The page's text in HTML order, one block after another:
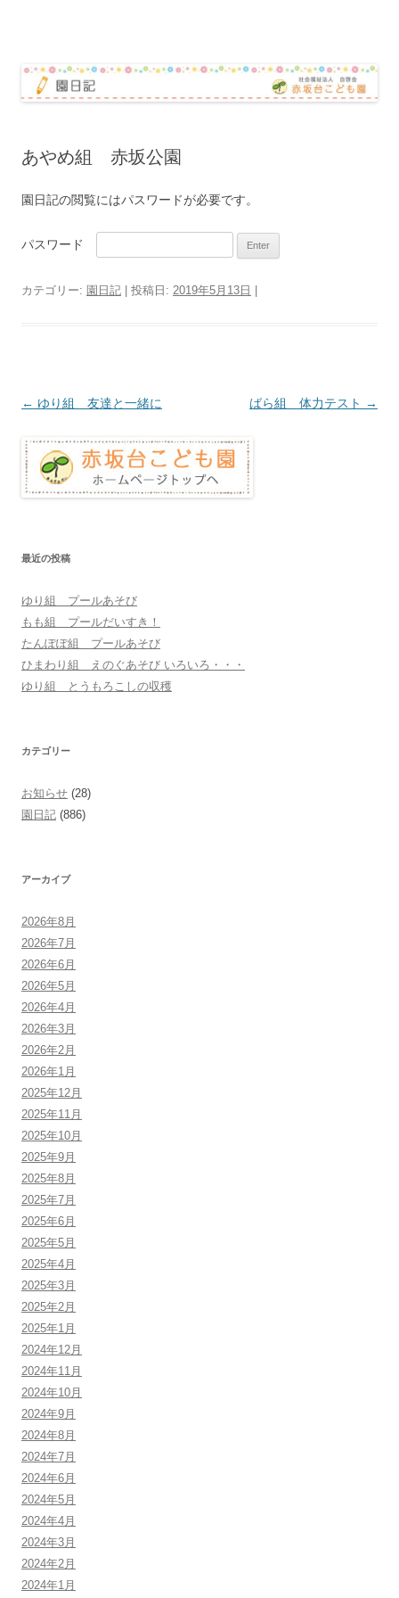
テ
ツ
あやめ組 赤坂公園
園日記の閲覧にはパスワードが必要です。
パスワード
カテゴリー: 園日記 | 投稿日: 2019年5月13日 |
投
ナ
ビ
ゲ
シ
ン
← ゆり組 友達と一緒に ばら組 体力テスト →
最近の投稿
ゆり組 プールあそび
もも組 プールだいすき！
たんぽぽ組 プールあそび
ひまわり組 えのぐあそび いろいろ・・・
ゆり組 とうもろこしの収穫
カテゴリー
お知らせ (28)
園日記 (886)
アーカイブ
2026年8月
2026年7月
2026年6月
2026年5月
2026年4月
2026年3月
2026年2月
2026年1月
2025年12月
2025年11月
2025年10月
2025年9月
2025年8月
2025年7月
2025年6月
2025年5月
2025年4月
2025年3月
2025年2月
2025年1月
2024年12月
2024年11月
2024年10月
2024年9月
2024年8月
2024年7月
2024年6月
2024年5月
2024年4月
2024年3月
2024年2月
2024年1月